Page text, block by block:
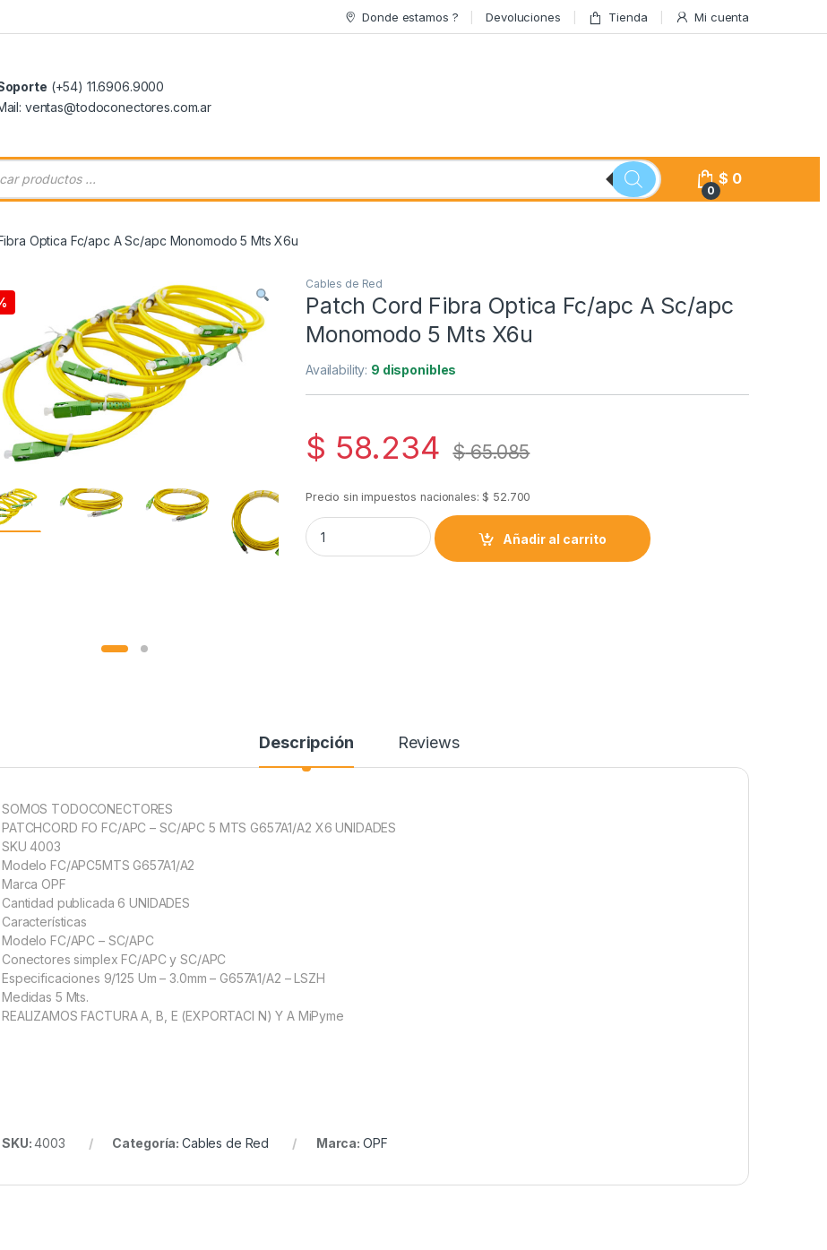
Donde estamos ? Devoluciones Tienda Mi cuenta
(+54) 11.6906.9000
ventas@todoconectores.com.ar
de productos
0
$ 0
Optica Fc/apc A Sc/apc Monomodo 5 Mts X6u
Cables de Red
Patch Cord Fibra Optica Fc/apc A Sc/apc
Monomodo 5 Mts X6u
Availability: 9 disponibles
$ 58.234 $65.085
Precio sin impuestos nacionales:$ 52.700
Patch Cord Fibra Optica Fc/apc A Sc/apc Monomodo 5 Mts X6u quantity
Añadir al carrito
Descripción Reviews
SOMOS TODOCONECTORES
PATCHCORD FO FC/APC – SC/APC 5 MTS G657A1/A2 X6 UNIDADES
SKU 4003
Modelo FC/APC5MTS G657A1/A2
Marca OPF
Cantidad publicada 6 UNIDADES
Características
Modelo FC/APC – SC/APC
Conectores simplex FC/APC y SC/APC
Especificaciones 9/125 Um – 3.0mm – G657A1/A2 – LSZH
Medidas 5 Mts.
REALIZAMOS FACTURA A, B, E (EXPORTACI N) Y A MiPyme
SKU:4003 Categoría: Cables de Red Marca: OPF